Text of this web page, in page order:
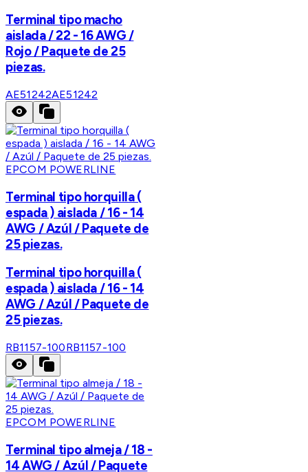
Terminal tipo macho
aislada / 22 - 16 AWG /
Rojo / Paquete de 25
piezas.
AE51242AE51242
EPCOM POWERLINE
Terminal tipo horquilla (
espada ) aislada / 16 - 14
AWG / Azúl / Paquete de
25 piezas.
Terminal tipo horquilla (
espada ) aislada / 16 - 14
AWG / Azúl / Paquete de
25 piezas.
RB1157-100RB1157-100
EPCOM POWERLINE
Terminal tipo almeja / 18 -
14 AWG / Azúl / Paquete